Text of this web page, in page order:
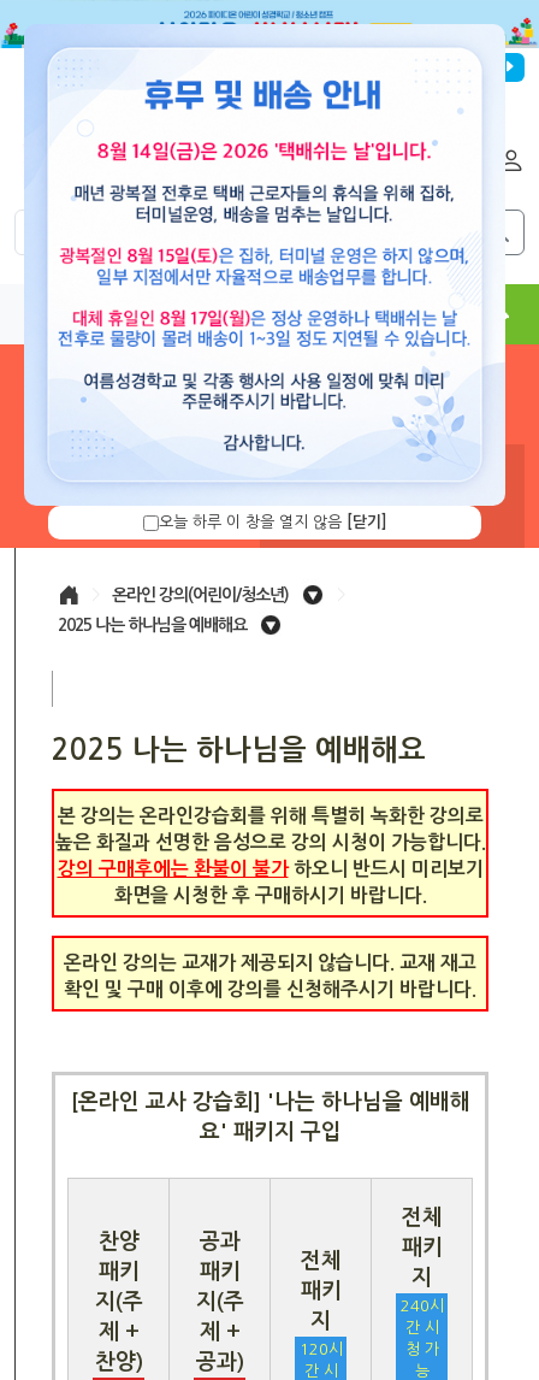
파이디온선교회
도서 뮤직 용품 현수막 콘텐츠
로그인 하시면 보유 캐쉬 확
니다.
온라인 강의(어린이/청소년)
2025 나는 하나님을 예배해요
2025 나는 하나님을 예배해요
본 강의는 온라인강습회를 위해 특별히 녹화한 강의로
높은 화질과 선명한 음성으로 강의 시청이 가능합니다.
강의 구매후에는 환불이 불가하오니 반드시 미리보기
화면을 시청한 후 구매하시기 바랍니다.
온라인 강의는 교재가 제공되지 않습니다. 교재 재고
확인 및 구매 이후에 강의를 신청해주시기 바랍니다.
[온라인 교사 강습회] '나는 하나님을 예배해
요' 패키지 구입
찬양
패키
지(주
제 +
찬양)
공과
패키
지(주
제 +
공과)
전체
패키
지
120시
간 시
전체
패키
지
240시
간 시
청 가
능
오늘 하루 이 창을 열지 않음 [닫기]